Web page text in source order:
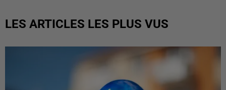
LES ARTICLES LES PLUS VUS